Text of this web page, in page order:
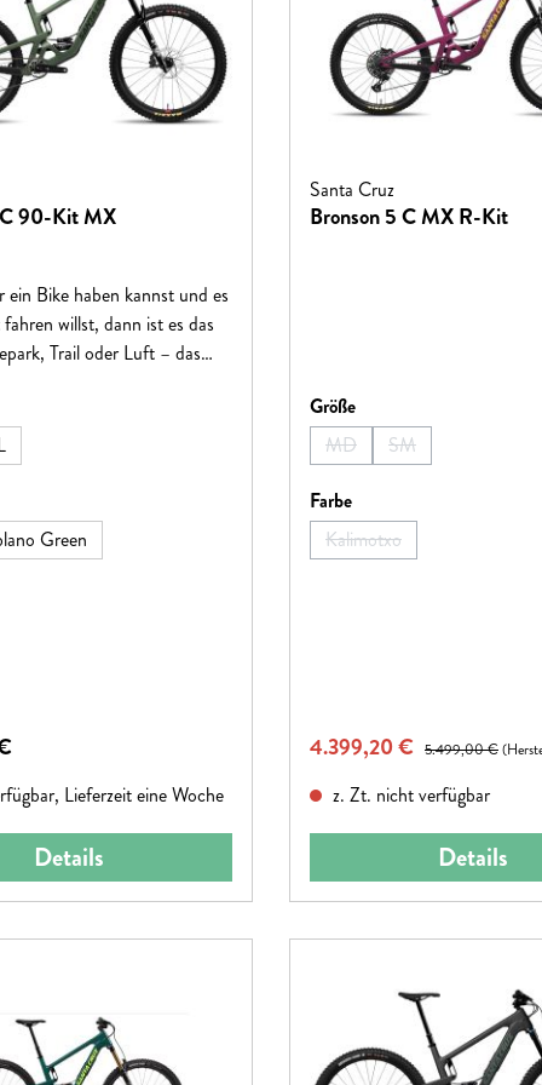
90-Kit MX
ein Bike haben kannst und es
willst, dann ist es das
Trail oder Luft – das
Spaß ein.
ist zurzeit nicht verfügbar.)
Green
Lieferzeit eine Woche
Details
Santa Cruz
Bronson 5 C MX R-Kit
Größeauswählen
MD
(Diese Option ist zurzeit nicht
SM
(Diese Option ist
Farbeauswählen
Kalimotxo
(Diese Option ist zurzeit
Verkaufspreis:
4.399,20 € Regulärer Preis:
5.499,00 €
z. Zt. nicht verfügbar
Details